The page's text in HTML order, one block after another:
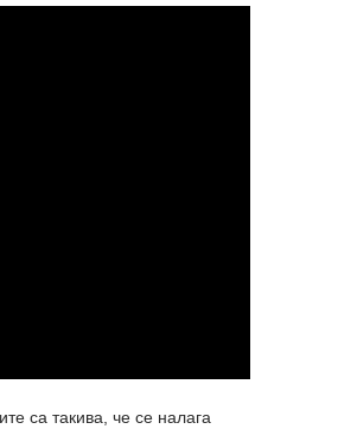
са такива, че се налага